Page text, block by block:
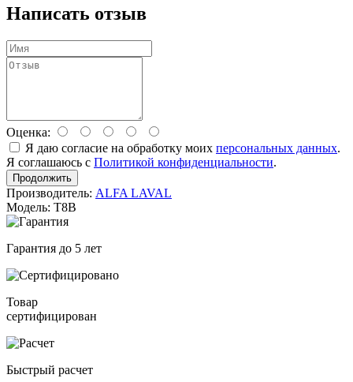
Написать отзыв
Оценка:
Я даю согласие на обработку моих персональных данных.
Я соглашаюсь с Политикой конфиденциальности.
Продолжить
Производитель: ALFA LAVAL
Модель: T8B
Гарантия до 5 лет
Товар
сертифицирован
Быстрый расчет